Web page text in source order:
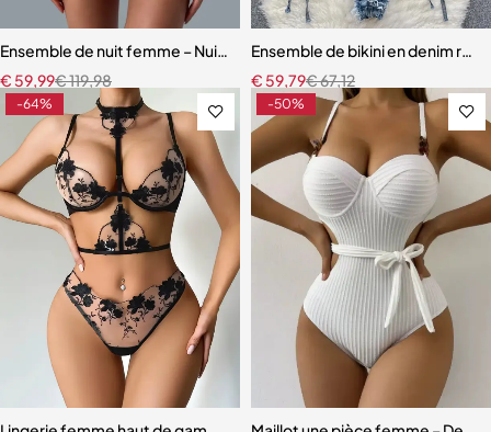
Ensemble de nuit femme – Nuisette léopard avec coupe fluide et
€119,98
€ 59,99
Ensemble de bikini en denim
€67,12
€ 59,79
-64% -50%